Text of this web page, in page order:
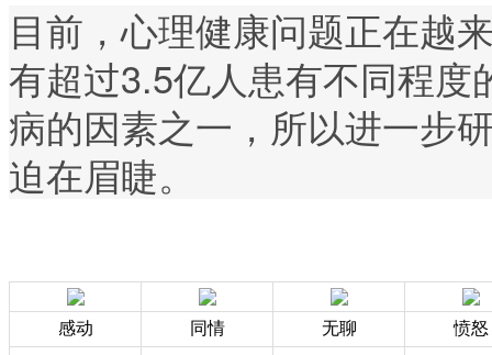
目前，心理健康问题正在越
有超过3.5亿人患有不同程
病的因素之一，所以进一步
迫在眉睫。
感动 同情 无聊 愤怒